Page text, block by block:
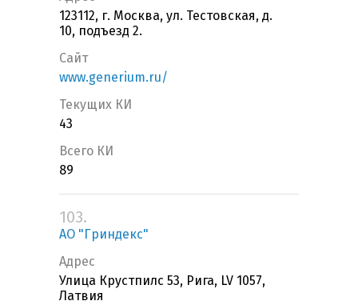
123112, г. Москва, ул. Тестовская, д.
10, подъезд 2.
Сайт
www.generium.ru/
Текущих КИ
43
Всего КИ
89
103.
АО "Гриндекс"
Адрес
Улица Крустпилс 53, Рига, LV 1057,
Латвия